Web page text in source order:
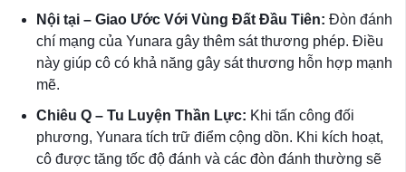
Nội tại – Giao Ước Với Vùng Đất Đầu Tiên: Đòn đánh
chí mạng của Yunara gây thêm sát thương phép. Điều
này giúp cô có khả năng gây sát thương hỗn hợp mạnh
mẽ.
Chiêu Q – Tu Luyện Thần Lực: Khi tấn công đối
phương, Yunara tích trữ điểm cộng dồn. Khi kích hoạt,
cô được tăng tốc độ đánh và các đòn đánh thường sẽ